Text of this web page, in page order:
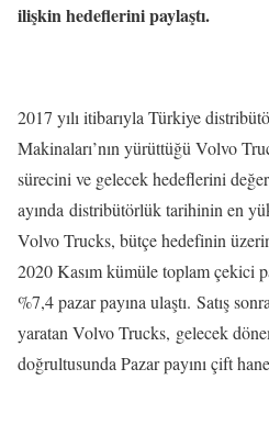
ilişkin hedeflerini paylaştı.
2017 yılı itibarıyla Türkiye
Makinaları’nın yürüttüğü Volvo
sürecini ve gelecek hedeflerini
ayında distribütörlük tarihinin en
Volvo Trucks, bütçe hedefinin
2020 Kasım kümüle toplam çekici
%7,4 pazar payına ulaştı. Satış
yaratan Volvo Trucks, gelecek
doğrultusunda Pazar payını çift